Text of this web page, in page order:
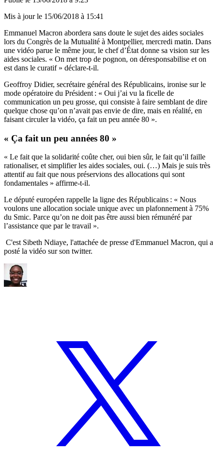
Mis à jour le 15/06/2018 à 15:41
Emmanuel Macron abordera sans doute le sujet des aides sociales
lors du Congrès de la Mutualité à Montpellier, mercredi matin. Dans
une vidéo parue le même jour, le chef d’État donne sa vision sur les
aides sociales. « On met trop de pognon, on déresponsabilise et on
est dans le curatif » déclare-t-il.
Geoffroy Didier, secrétaire général des Républicains, ironise sur le
mode opératoire du Président : « Oui j’ai vu la ficelle de
communication un peu grosse, qui consiste à faire semblant de dire
quelque chose qu’on n’avait pas envie de dire, mais en réalité, en
faisant circuler la vidéo, ça fait un peu année 80 ».
« Ça fait un peu années 80 »
« Le fait que la solidarité coûte cher, oui bien sûr, le fait qu’il faille
rationaliser, et simplifier les aides sociales, oui. (…) Mais je suis très
attentif au fait que nous préservions des allocations qui sont
fondamentales » affirme-t-il.
Le député européen rappelle la ligne des Républicains : « Nous
voulons une allocation sociale unique avec un plafonnement à 75%
du Smic. Parce qu’on ne doit pas être aussi bien rémunéré par
l’assistance que par le travail ».
C'est Sibeth Ndiaye, l'attachée de presse d'Emmanuel Macron, qui a
posté la vidéo sur son twitter.